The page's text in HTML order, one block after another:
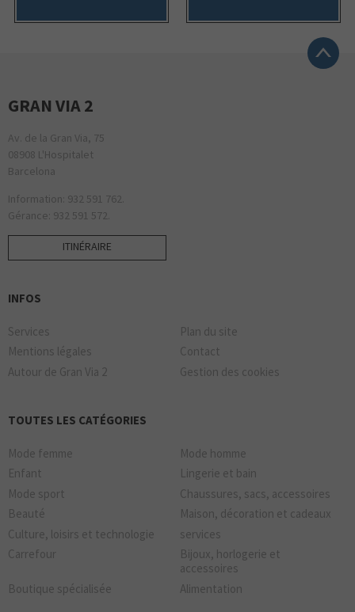
GRAN VIA 2
Av. de la Gran Via, 75
08908 L'Hospitalet
Barcelona
Information: 932 591 762.
Gérance: 932 591 572.
ITINÉRAIRE
INFOS
Services
Plan du site
Mentions légales
Contact
Autour de Gran Via 2
Gestion des cookies
TOUTES LES CATÉGORIES
Mode femme
Mode homme
Enfant
Lingerie et bain
Mode sport
Chaussures, sacs, accessoires
Beauté
Maison, décoration et cadeaux
Culture, loisirs et technologie
services
Carrefour
Bijoux, horlogerie et
accessoires
Boutique spécialisée
Alimentation